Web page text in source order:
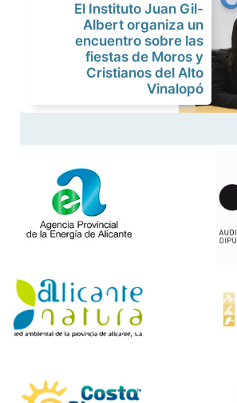
El Instituto Juan Gil-
Albert organiza un
encuentro sobre las
fiestas de Moros y
Cristianos del Alto
Vinalopó